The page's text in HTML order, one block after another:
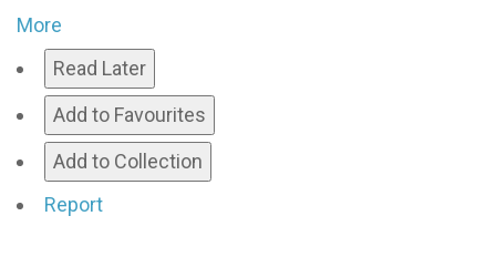
More
Read Later
Add to Favourites
Add to Collection
Report